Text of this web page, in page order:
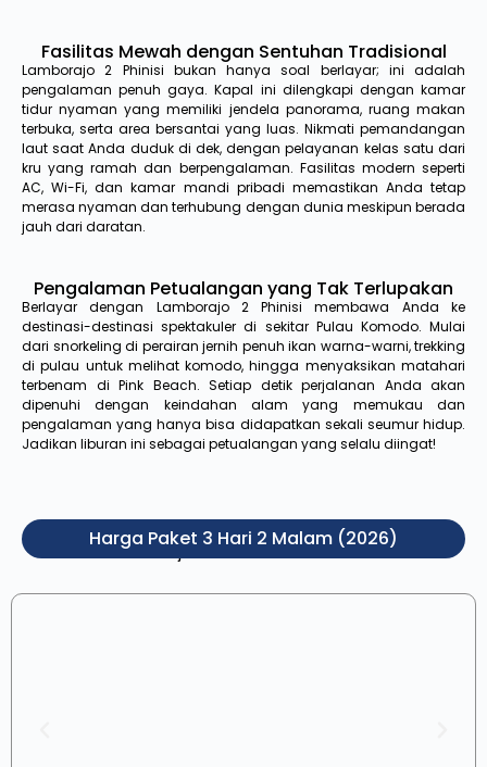
Fasilitas Mewah dengan Sentuhan Tradisional
Lamborajo 2 Phinisi bukan hanya soal berlayar; ini adalah
pengalaman penuh gaya. Kapal ini dilengkapi dengan kamar
tidur nyaman yang memiliki jendela panorama, ruang makan
terbuka, serta area bersantai yang luas. Nikmati pemandangan
laut saat Anda duduk di dek, dengan pelayanan kelas satu dari
kru yang ramah dan berpengalaman. Fasilitas modern seperti
AC, Wi-Fi, dan kamar mandi pribadi memastikan Anda tetap
merasa nyaman dan terhubung dengan dunia meskipun berada
jauh dari daratan.
Pengalaman Petualangan yang Tak Terlupakan
Berlayar dengan Lamborajo 2 Phinisi membawa Anda ke
destinasi-destinasi spektakuler di sekitar Pulau Komodo. Mulai
dari snorkeling di perairan jernih penuh ikan warna-warni, trekking
di pulau untuk melihat komodo, hingga menyaksikan matahari
terbenam di Pink Beach. Setiap detik perjalanan Anda akan
dipenuhi dengan keindahan alam yang memukau dan
pengalaman yang hanya bisa didapatkan sekali seumur hidup.
Jadikan liburan ini sebagai petualangan yang selalu diingat!
Harga Paket 3 Hari 2 Malam (2026)